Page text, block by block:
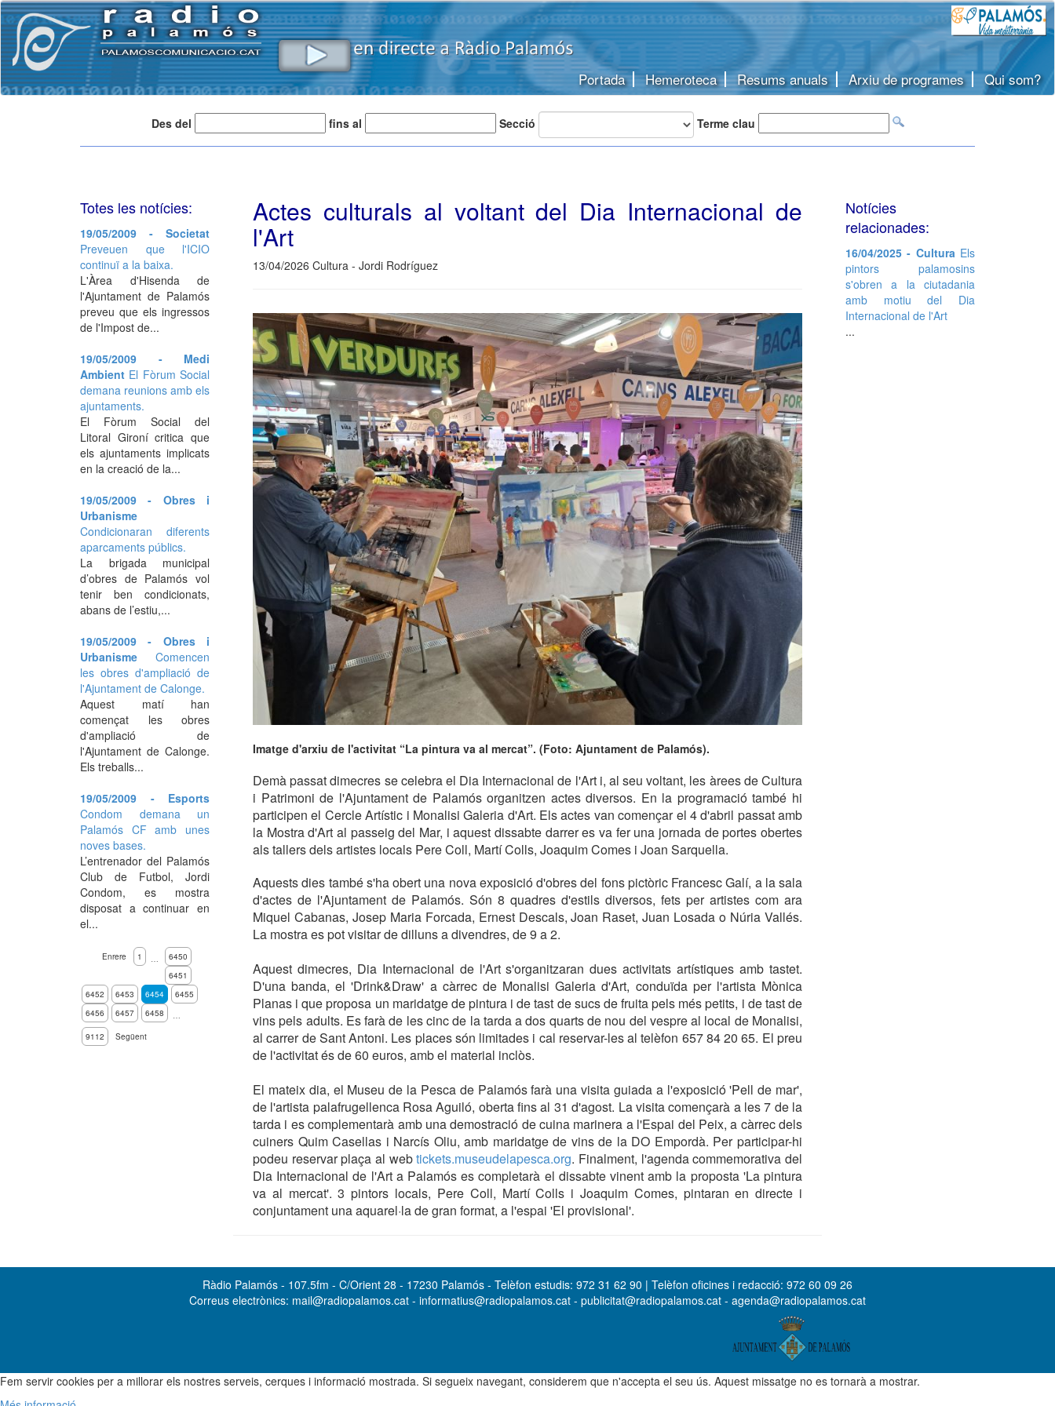
Portada Hemeroteca Resums anuals Arxiu de programes Qui som?
Des del fins al Secció Terme clau
Actes culturals al voltant del Dia Internacional de
l'Art
13/04/2026 Cultura - Jordi Rodríguez
Imatge d'arxiu de l'activitat “La pintura va al mercat”. (Foto: Ajuntament de Palamós).
Demà passat dimecres se celebra el Dia Internacional de l'Art i, al seu voltant, les àrees de Cultura
i Patrimoni de l'Ajuntament de Palamós organitzen actes diversos. En la programació també hi
participen el Cercle Artístic i Monalisi Galeria d'Art. Els actes van començar el 4 d'abril passat amb
la Mostra d'Art al passeig del Mar, i aquest dissabte darrer es va fer una jornada de portes obertes
als tallers dels artistes locals Pere Coll, Martí Colls, Joaquim Comes i Joan Sarquella.
Aquests dies també s'ha obert una nova exposició d'obres del fons pictòric Francesc Galí, a la sala
d'actes de l'Ajuntament de Palamós. Són 8 quadres d'estils diversos, fets per artistes com ara
Miquel Cabanas, Josep Maria Forcada, Ernest Descals, Joan Raset, Juan Losada o Núria Vallés.
La mostra es pot visitar de dilluns a divendres, de 9 a 2.
Aquest dimecres, Dia Internacional de l'Art s'organitzaran dues activitats artístiques amb tastet.
D'una banda, el 'Drink&Draw' a càrrec de Monalisi Galeria d'Art, conduïda per l'artista Mònica
Planas i que proposa un maridatge de pintura i de tast de sucs de fruita pels més petits, i de tast de
vins pels adults. Es farà de les cinc de la tarda a dos quarts de nou del vespre al local de Monalisi,
al carrer de Sant Antoni. Les places són limitades i cal reservar-les al telèfon 657 84 20 65. El preu
de l'activitat és de 60 euros, amb el material inclòs.
El mateix dia, el Museu de la Pesca de Palamós farà una visita guiada a l'exposició 'Pell de mar',
de l'artista palafrugellenca Rosa Aguiló, oberta fins al 31 d'agost. La visita començarà a les 7 de la
tarda i es complementarà amb una demostració de cuina marinera a l'Espai del Peix, a càrrec dels
cuiners Quim Casellas i Narcís Oliu, amb maridatge de vins de la DO Empordà. Per participar-hi
podeu reservar plaça al webtickets.museudelapesca.org. Finalment, l'agenda commemorativa del
Dia Internacional de l'Art a Palamós es completarà el dissabte vinent amb la proposta 'La pintura
va al mercat'. 3 pintors locals, Pere Coll, Martí Colls i Joaquim Comes, pintaran en directe i
conjuntament una aquarel·la de gran format, a l'espai 'El provisional'.
Totes les notícies:
19/05/2009 - Societat
Preveuen que l'ICIO
continuï a la baixa.
L'Àrea d'Hisenda de
l'Ajuntament de Palamós
preveu que els ingressos
de l'Impost de...
19/05/2009 - Medi
Ambient El Fòrum Social
demana reunions amb els
ajuntaments.
El Fòrum Social del
Litoral Gironí critica que
els ajuntaments implicats
en la creació de la...
19/05/2009 - Obres i
Urbanisme
Condicionaran diferents
aparcaments públics.
La brigada municipal
d’obres de Palamós vol
tenir ben condicionats,
abans de l’estiu,...
19/05/2009 - Obres i
Urbanisme Comencen
les obres d'ampliació de
l'Ajuntament de Calonge.
Aquest matí han
començat les obres
d'ampliació de
l'Ajuntament de Calonge.
Els treballs...
19/05/2009 - Esports
Condom demana un
Palamós CF amb unes
noves bases.
L’entrenador del Palamós
Club de Futbol, Jordi
Condom, es mostra
disposat a continuar en
el...
Enrere 1 …
6450
6451
6452
6453 6454
6455
6456
6457 6458
…
9112
Següent
Notícies
relacionades:
16/04/2025 - CulturaEls
pintors palamosins
s'obren a la ciutadania
amb motiu del Dia
Internacional de l'Art
...
Ràdio Palamós - 107.5fm - C/Orient 28 - 17230 Palamós - Telèfon estudis: 972 31 62 90 | Telèfon oficines i redacció: 972 60 09 26
Correus electrònics: mail@radiopalamos.cat - informatius@radiopalamos.cat - publicitat@radiopalamos.cat - agenda@radiopalamos.cat
Fem servir cookies per a millorar els nostres serveis, cerques i informació mostrada. Si segueix navegant, considerem que n'accepta el seu ús. Aquest missatge no es tornarà a mostrar.